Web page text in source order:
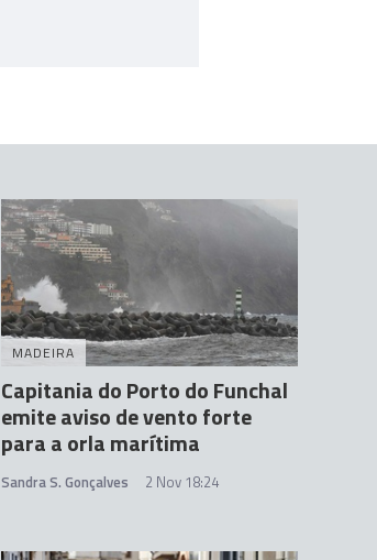
MADEIRA
Capitania do Porto do Funchal
emite aviso de vento forte
para a orla marítima
Sandra S. Gonçalves 2 Nov 18:24